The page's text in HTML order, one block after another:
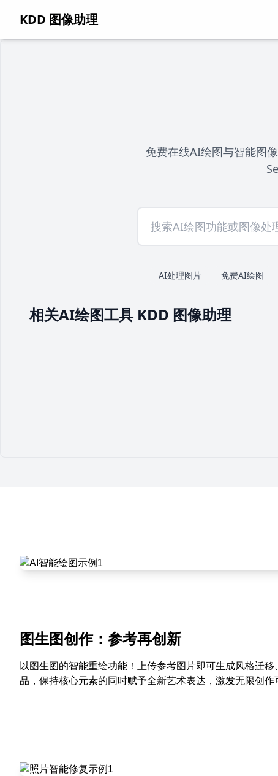
KDD 图像助理
免费在线AI绘图与智能图
AI处理图片 免费AI绘图
相关AI绘图工具 KDD 图像助理
图生图创作：参考再创新
以图生图的智能重绘功能！上传参考图片即可生成风格迁
品，保持核心元素的同时赋予全新艺术表达，激发无限创作